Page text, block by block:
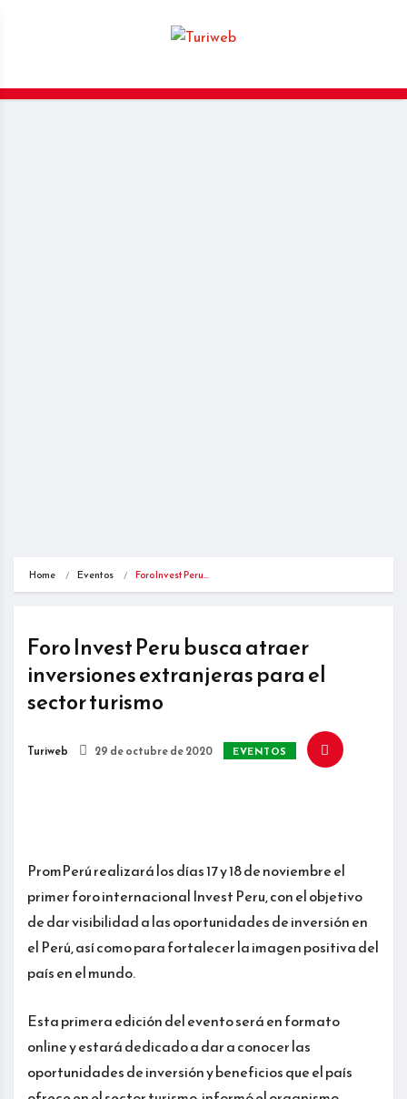
Home Eventos Foro Invest Peru…
Foro Invest Peru busca atraer
inversiones extranjeras para el
sector turismo
Turiweb 29 de octubre de 2020 EVENTOS
PromPerú realizará los días 17 y 18 de noviembre el
primer foro internacional Invest Peru, con el objetivo
de dar visibilidad a las oportunidades de inversión en
el Perú, así como para fortalecer la imagen positiva del
país en el mundo.
Esta primera edición del evento será en formato
online y estará dedicado a dar a conocer las
oportunidades de inversión y beneficios que el país